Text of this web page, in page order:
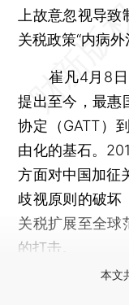
上故意忽视导
关税政策“内病外
崔凡4月8日
提出至今，最惠
协定（GATT）
由化的基石。
方面对中国加征
歧视原则的破坏
关税扩展至全球
的打击。
本文